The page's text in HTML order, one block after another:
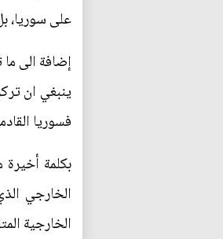
على سوريا،
إضافة الى
ينبغي ان
فسوريا
بكلمة
الخارجي
الخارجية